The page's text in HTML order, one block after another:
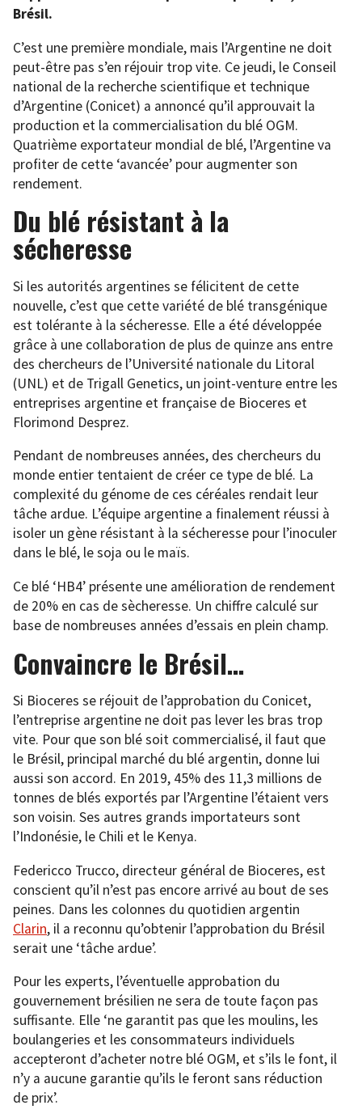
Brésil.
C’est une première mondiale, mais l’Argentine ne doit
peut-être pas s’en réjouir trop vite. Ce jeudi, le Conseil
national de la recherche scientifique et technique
d’Argentine (Conicet) a annoncé qu’il approuvait la
production et la commercialisation du blé OGM.
Quatrième exportateur mondial de blé, l’Argentine va
profiter de cette ‘avancée’ pour augmenter son
rendement.
Du blé résistant à la
sécheresse
Si les autorités argentines se félicitent de cette
nouvelle, c’est que cette variété de blé transgénique
est tolérante à la sécheresse. Elle a été développée
grâce à une collaboration de plus de quinze ans entre
des chercheurs de l’Université nationale du Litoral
(UNL) et de Trigall Genetics, un joint-venture entre les
entreprises argentine et française de Bioceres et
Florimond Desprez.
Pendant de nombreuses années, des chercheurs du
monde entier tentaient de créer ce type de blé. La
complexité du génome de ces céréales rendait leur
tâche ardue. L’équipe argentine a finalement réussi à
isoler un gène résistant à la sécheresse pour l’inoculer
dans le blé, le soja ou le maïs.
Ce blé ‘HB4’ présente une amélioration de rendement
de 20% en cas de sècheresse. Un chiffre calculé sur
base de nombreuses années d’essais en plein champ.
Convaincre le Brésil…
Si Bioceres se réjouit de l’approbation du Conicet,
l’entreprise argentine ne doit pas lever les bras trop
vite. Pour que son blé soit commercialisé, il faut que
le Brésil, principal marché du blé argentin, donne lui
aussi son accord. En 2019, 45% des 11,3 millions de
tonnes de blés exportés par l’Argentine l’étaient vers
son voisin. Ses autres grands importateurs sont
l’Indonésie, le Chili et le Kenya.
Federicco Trucco, directeur général de Bioceres, est
conscient qu’il n’est pas encore arrivé au bout de ses
peines. Dans les colonnes du quotidien argentin
Clarin, il a reconnu qu’obtenir l’approbation du Brésil
serait une ‘tâche ardue’.
Pour les experts, l’éventuelle approbation du
gouvernement brésilien ne sera de toute façon pas
suffisante. Elle ‘ne garantit pas que les moulins, les
boulangeries et les consommateurs individuels
accepteront d’acheter notre blé OGM, et s’ils le font, il
n’y a aucune garantie qu’ils le feront sans réduction
de prix’.